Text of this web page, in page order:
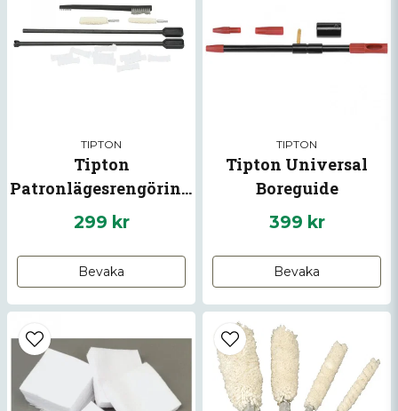
TIPTON
Tipton
Patronlägesrengöringsset
299 kr
Bevaka
TIPTON
Tipton Universal
Boreguide
399 kr
Bevaka